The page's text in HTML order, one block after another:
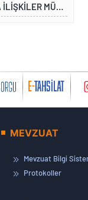
BATMAN SİVİL TOPLUMLA İLİŞKİLER MÜDÜRÜ İLE SOSYAL YARDIMLAŞMA MÜDÜRÜNÜN BÖLGE MÜDÜRLÜĞÜMÜZÜ ZİYARETİ
MEVZUAT
Mevzuat Bilgi
Protokoller